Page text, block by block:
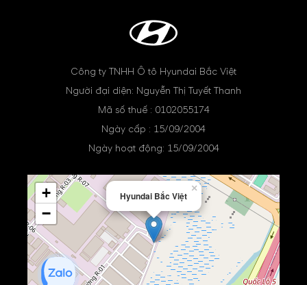
Công ty TNHH Ô tô Hyundai Bắc Việt
Người đại diện: Nguyễn Thị Tuyết Thanh
Mã số thuế : 0102055174
Ngày cấp : 15/09/2004
Ngày hoạt động: 15/09/2004
Hyundai Bắc Việt
×
+
−